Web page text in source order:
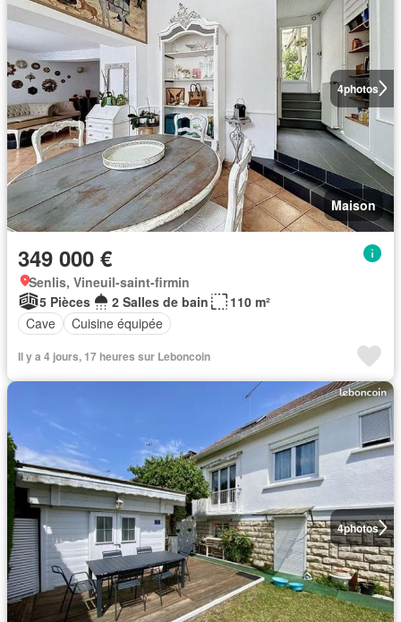
4photos
Maison
349 000 €
Senlis, Vineuil-saint-firmin
5 Pièces
2 Salles de bain
110 m²
Cave
Cuisine équipée
Il y a 4 jours, 17 heures sur Leboncoin
4photos